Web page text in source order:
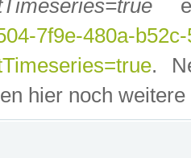
7f9e-480a-
.
hier noch weitere